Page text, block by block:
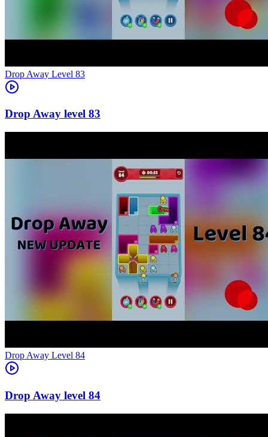
Level 83
83
Level 84
84